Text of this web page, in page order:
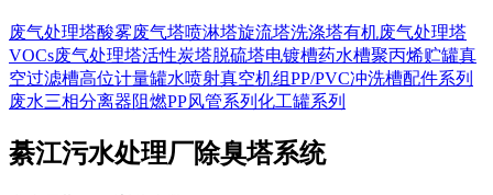
废气处理塔酸雾废气塔喷淋塔旋流塔洗涤塔有机废气处理塔
VOCs废气处理塔活性炭塔脱硫塔电镀槽药水槽聚丙烯贮罐真
空过滤槽高位计量罐水喷射真空机组PP/PVC冲洗槽配件系列
废水三相分离器阻燃PP风管系列 化工罐系列
綦江污水处理厂除臭塔系统